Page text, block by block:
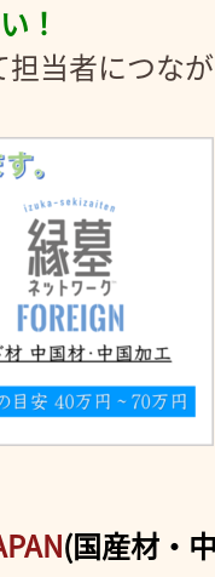
！
当者につなが
(国産材・